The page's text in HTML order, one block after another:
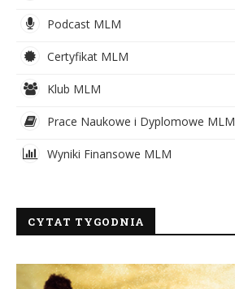
Podcast MLM
Certyfikat MLM
Klub MLM
Prace Naukowe i Dyplomowe MLM
Wyniki Finansowe MLM
CYTAT TYGODNIA